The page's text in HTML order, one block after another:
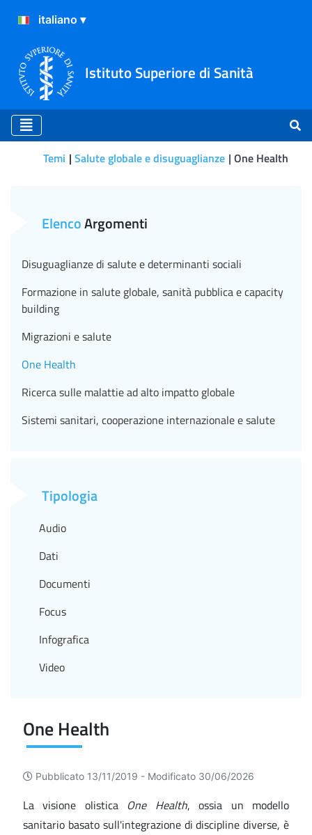
Istituto Superiore di Sanità
Temi Salute globale e disuguaglianze One Health
One Health
Pubblicato 13/11/2019 - Modificato 30/06/2026
La visione olistica One Health, ossia un modello
sanitario basato sull'integrazione di discipline diverse, è
ElencoArgomenti
Disuguaglianze di salute e determinanti sociali
Formazione in salute globale, sanità pubblica e capacity
building
Migrazioni e salute
One Health
Ricerca sulle malattie ad alto impatto globale
Sistemi sanitari, cooperazione internazionale e salute
Tipologia
Audio
Dati
Documenti
Focus
Infografica
Video